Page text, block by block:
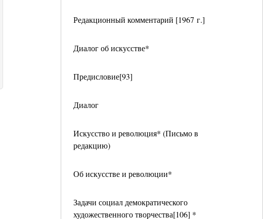
Редакционный комментарий [1967 г.]
Диалог об искусстве*
Предисловие[93]
Диалог
Искусство и революция* (Письмо в
редакцию)
Об искусстве и революции*
Задачи социал демократического
художественного творчества[106] *